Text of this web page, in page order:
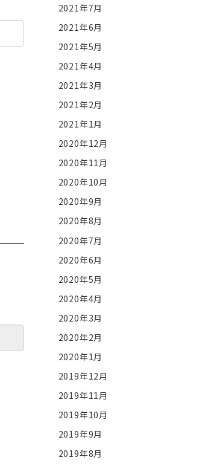
2021年7月
2021年6月
2021年5月
2021年4月
2021年3月
2021年2月
2021年1月
2020年12月
2020年11月
2020年10月
2020年9月
2020年8月
2020年7月
2020年6月
2020年5月
2020年4月
2020年3月
2020年2月
2020年1月
2019年12月
2019年11月
2019年10月
2019年9月
2019年8月